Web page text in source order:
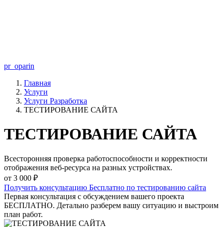
pr_oparin
Главная
Услуги
Услуги Разработка
ТЕСТИРОВАНИЕ САЙТА
ТЕСТИРОВАНИЕ САЙТА
Всесторонняя проверка работоспособности и корректности
отображения веб-ресурса на разных устройствах.
от 3 000 ₽
Получить консультацию Бесплатно по тестированию сайта
Первая консультация с обсуждением вашего проекта
БЕСПЛАТНО. Детально разберем вашу ситуацию и выстроим
план работ.